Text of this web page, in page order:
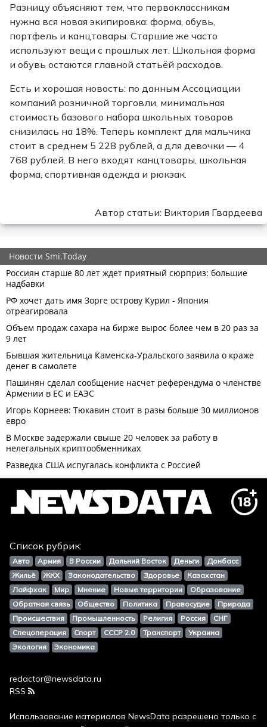
Разницу объясняют тем, что первоклассникам
нужна вся новая экипировка: форма, обувь,
портфель и канцтовары. Старшие же часто
используют вещи с прошлых лет. Школьная форма
и обувь остаются главной статьёй расходов.
Есть и хорошая новость: по данным Ассоциации
компаний розничной торговли, минимальная
стоимость базового набора школьных товаров
снизилась на 18%. Теперь комплект для мальчика
стоит в среднем 5 228 рублей, а для девочки — 4
768 рублей. В него входят канцтовары, школьная
форма, спортивная одежда и рюкзак.
Автор статьи: Виктория Гвардеева
Список рубрик:
Авто Армия В России Дальний Восток Деньги
Донбасс
Жильё
ЖКХ Законодательство Здоровье
Казахстан
Лайфхак
Мир Мнение Новые территории
Образование
Обратная связь
Общество Политика Правосудие
Природа
Происшествия
Промышленность Религия Россия
СНГ
Спецоперация
Спорт СССР 2.0 Транспорт
Украина
Экология
Экономика
redactor@newsdata.ru
RSS
Использование материалов NewsData разрешено только с